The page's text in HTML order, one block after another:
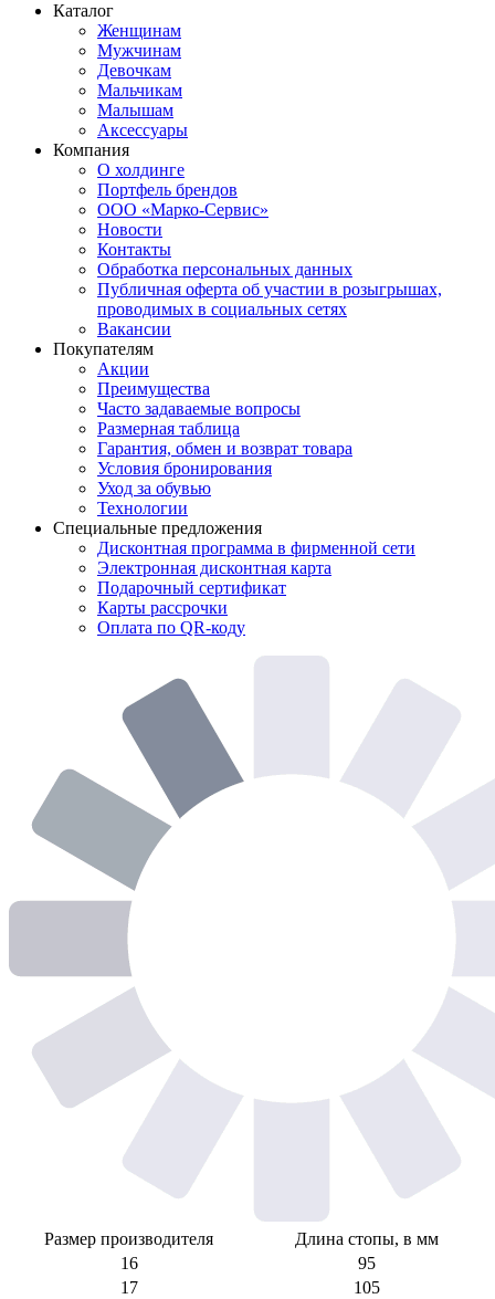
Каталог
Женщинам
Мужчинам
Девочкам
Мальчикам
Малышам
Аксессуары
Компания
О холдинге
Портфель брендов
ООО «Марко-Сервис»
Новости
Контакты
Обработка персональных данных
Публичная оферта об участии в розыгрышах,
проводимых в социальных сетях
Вакансии
Покупателям
Акции
Преимущества
Часто задаваемые вопросы
Размерная таблица
Гарантия, обмен и возврат товара
Условия бронирования
Уход за обувью
Технологии
Специальные предложения
Дисконтная программа в фирменной сети
Электронная дисконтная карта
Подарочный сертификат
Карты рассрочки
Оплата по QR-коду
Размер производителя
Длина стопы, в мм
16
95
17
105